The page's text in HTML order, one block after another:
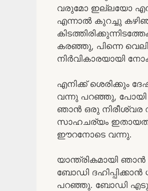
വരുമോ ഇല്ലയോ എന്ന്
എന്നാൽ കുറച്ചു
കരഞ്ഞു, പിന്നെ
നിർവികാരയായി
എനിക്ക് ശെരിക്കും
വന്നു പറഞ്ഞു, പോയി
ഞാൻ ഒരു നിരീശ്വര
സാഹചര്യം
ഈറനോടെ വന്നു.
യാന്ത്രികമായി
ബോഡി
പറഞ്ഞു. ബോഡി